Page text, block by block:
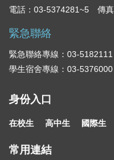
電話：03-5374281~5 傳
緊急聯絡
緊急聯絡專線：03-
學生宿舍專線：03-
身份入口
在校生 高中生 國際生
常用連結